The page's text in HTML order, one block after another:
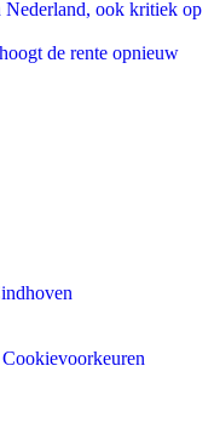
Nederland, ook kritiek op
de rente opnieuw
Cookievoorkeuren